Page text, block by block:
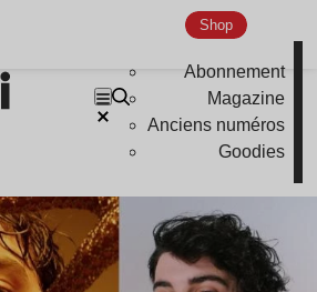
Shop
Abonnement
Magazine
Anciens numéros
Goodies